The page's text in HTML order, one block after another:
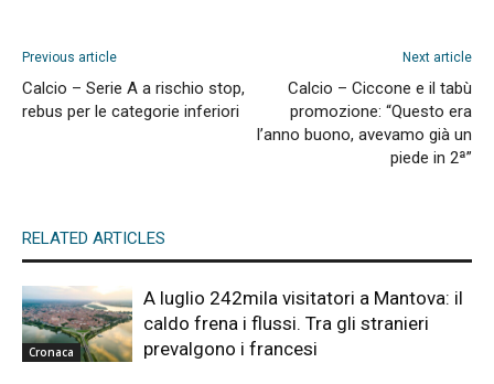
Previous article
Calcio – Serie A a rischio stop,
rebus per le categorie inferiori
Next article
Calcio – Ciccone e il tabù
promozione: “Questo era
l’anno buono, avevamo già un
piede in 2ª”
RELATED ARTICLES
Cronaca
A luglio 242mila visitatori a Mantova: il
caldo frena i flussi. Tra gli stranieri
prevalgono i francesi